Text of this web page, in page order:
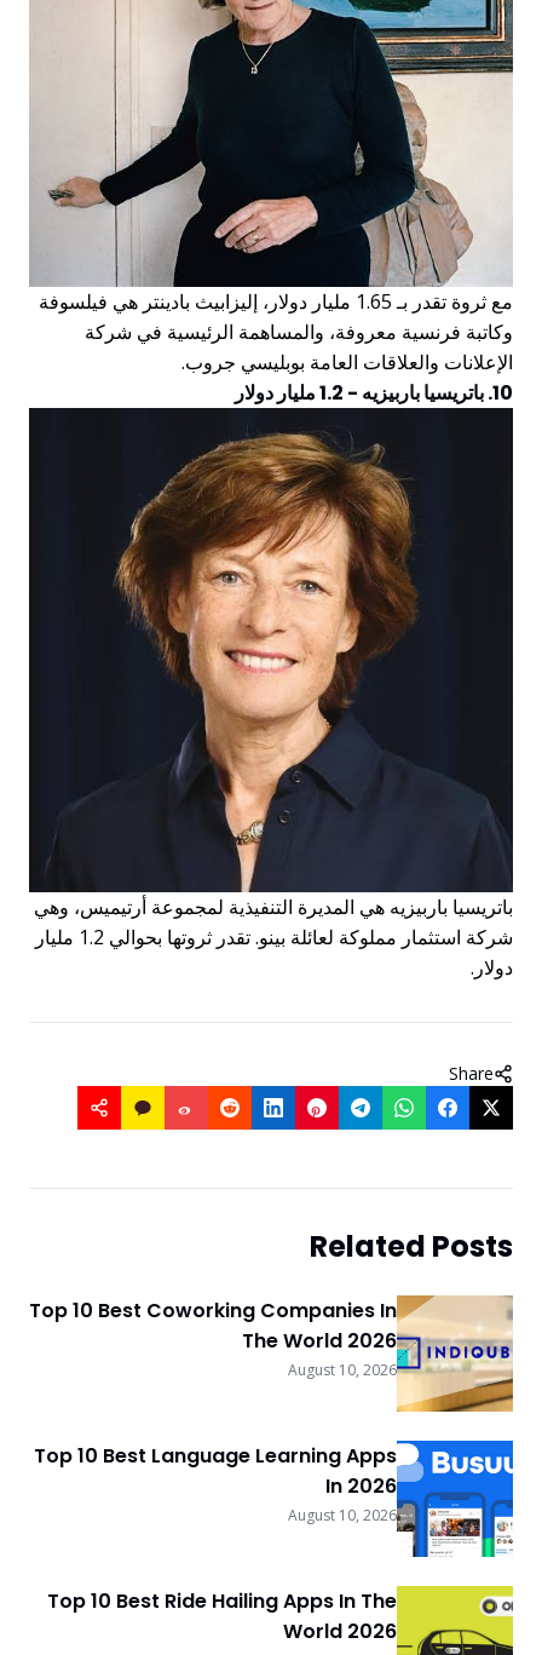
مع ثروة تقدر بـ 1.65 مليار دولار، إليزابيث بادينتر هي فيلسوفة
وكاتبة فرنسية معروفة، والمساهمة الرئيسية في شركة
الإعلانات والعلاقات العامة بوبليسي جروب.
10. باتريسيا باربيزيه - 1.2 مليار دولار
باتريسيا باربيزيه هي المديرة التنفيذية لمجموعة أرتيميس، وهي
شركة استثمار مملوكة لعائلة بينو. تقدر ثروتها بحوالي 1.2 مليار
دولار.
Share
Related Posts
Top 10 Best Coworking Companies In
The World 2026
August 10, 2026
Top 10 Best Language Learning Apps
In 2026
August 10, 2026
Top 10 Best Ride Hailing Apps In The
World 2026